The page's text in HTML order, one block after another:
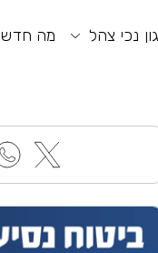
נכי צהל מה חדש
קורא התוכן